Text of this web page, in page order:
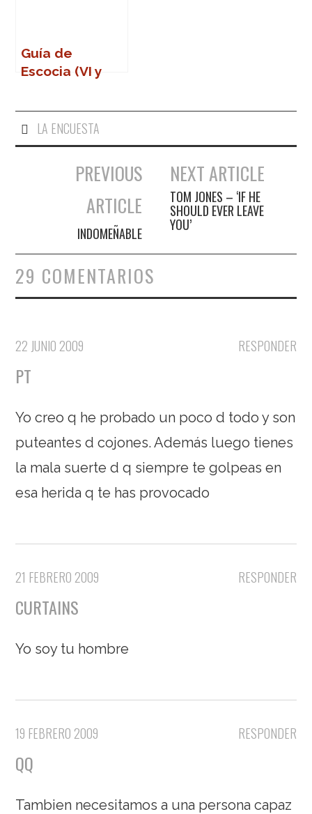
Guía de
Escocia (VI y
LA ENCUESTA
Navegación de entradas
PREVIOUS
ARTICLE
INDOMEÑABLE
NEXT ARTICLE
TOM JONES – ‘IF HE
SHOULD EVER LEAVE
YOU’
29 COMENTARIOS
RESPONDER
22 JUNIO 2009
PT
Yo creo q he probado un poco d todo y son
puteantes d cojones. Además luego tienes
la mala suerte d q siempre te golpeas en
esa herida q te has provocado
RESPONDER
21 FEBRERO 2009
CURTAINS
Yo soy tu hombre
RESPONDER
19 FEBRERO 2009
QQ
Tambien necesitamos a una persona capaz